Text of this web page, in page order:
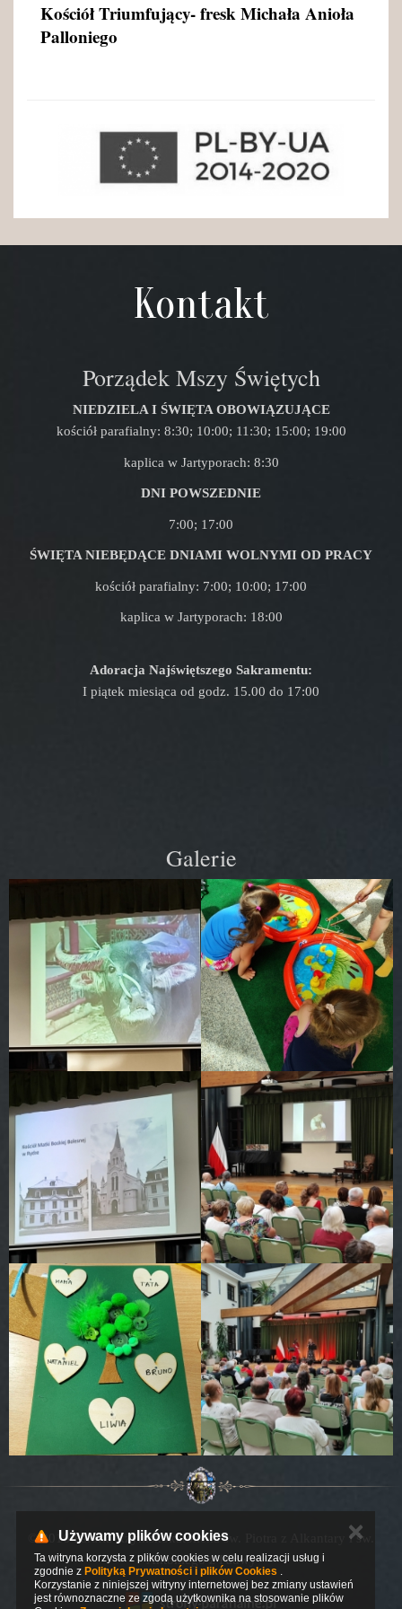
Kościół Triumfujący- fresk Michała Anioła
Palloniego
Kontakt
Porządek Mszy Świętych
NIEDZIELA I ŚWIĘTA OBOWIĄZUJĄCE
kościół parafialny: 8:30; 10:00; 11:30; 15:00; 19:00
kaplica w Jartyporach: 8:30
DNI POWSZEDNIE
7:00; 17:00
ŚWIĘTA NIEBĘDĄCE DNIAMI WOLNYMI OD PRACY
kościół parafialny: 7:00; 10:00; 17:00
kaplica w Jartyporach: 18:00
Adoracja Najświętszego Sakramentu:
I piątek miesiąca od godz. 15.00 do 17:00
Galerie
© 2016 Parafia Rzymskokatolicka św. Piotra z Alkantary i św.
Antoniego z Padwy
Używamy plików cookies
Ta witryna korzysta z plików cookies w celu realizacji usług i
zgodnie z Polityką Prywatności i plików Cookies .
Korzystanie z niniejszej witryny internetowej bez zmiany ustawień
jest równoznaczne ze zgodą użytkownika na stosowanie plików
✕